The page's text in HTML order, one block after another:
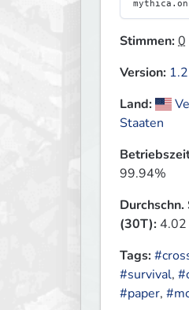
Stimmen:0
Version:
Land:
Staaten
99.94%
(30T): 4.02
Tags:
#survival,
#paper,